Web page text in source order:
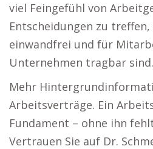
viel Feingefühl von
Entscheidungen zu
einwandfrei und für
Unternehmen tragbar sind.
Mehr
Arbeitsverträge. Ein
Fundament – ohne ihn
Vertrauen Sie auf Dr.